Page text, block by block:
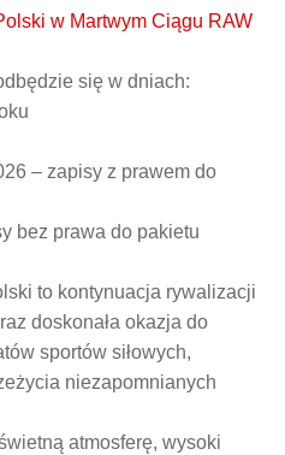
w Martwym Ciągu RAW
się w dniach:
– zapisy z prawem do
bez prawa do pakietu
to kontynuacja rywalizacji
doskonała okazja do
sportów siłowych,
niezapomnianych
atmosferę, wysoki